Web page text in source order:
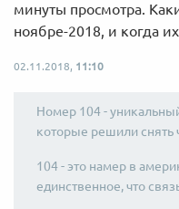
минуты просмотра.
ноябре-2018, и когда
02.11.2018, 11:10
Номер 104 -
которые решили снять
104 - это намер в
единственное, что